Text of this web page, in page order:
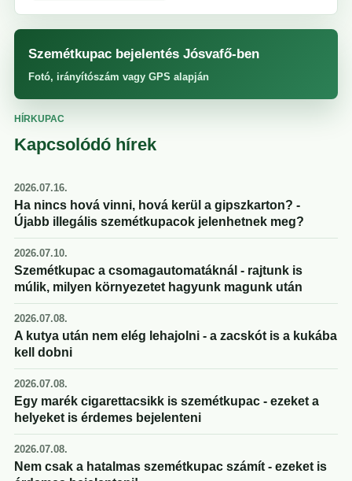
Szemétkupac bejelentés Jósvafő-ben
Fotó, irányítószám vagy GPS alapján
HÍRKUPAC
Kapcsolódó hírek
2026.07.16.
Ha nincs hová vinni, hová kerül a gipszkarton? -
Újabb illegális szemétkupacok jelenhetnek meg?
2026.07.10.
Szemétkupac a csomagautomatáknál - rajtunk is
múlik, milyen környezetet hagyunk magunk után
2026.07.08.
A kutya után nem elég lehajolni - a zacskót is a kukába
kell dobni
2026.07.08.
Egy marék cigarettacsikk is szemétkupac - ezeket a
helyeket is érdemes bejelenteni
2026.07.08.
Nem csak a hatalmas szemétkupac számít - ezeket is